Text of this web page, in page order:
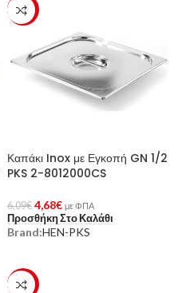
-23%
Καπάκι Inox με Εγκοπή GN 1/2
PKS 2-8012000CS
6,09€ 4,68€ με ΦΠΑ
Προσθήκη Στο Καλάθι
Brand:HEN-PKS
-23%